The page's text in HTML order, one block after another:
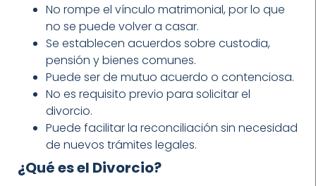
No rompe el vínculo matrimonial, por lo que
no se puede volver a casar.
Se establecen acuerdos sobre custodia,
pensión y bienes comunes.
Puede ser de mutuo acuerdo o contenciosa.
No es requisito previo para solicitar el
divorcio.
Puede facilitar la reconciliación sin necesidad
de nuevos trámites legales.
¿Qué es el Divorcio?